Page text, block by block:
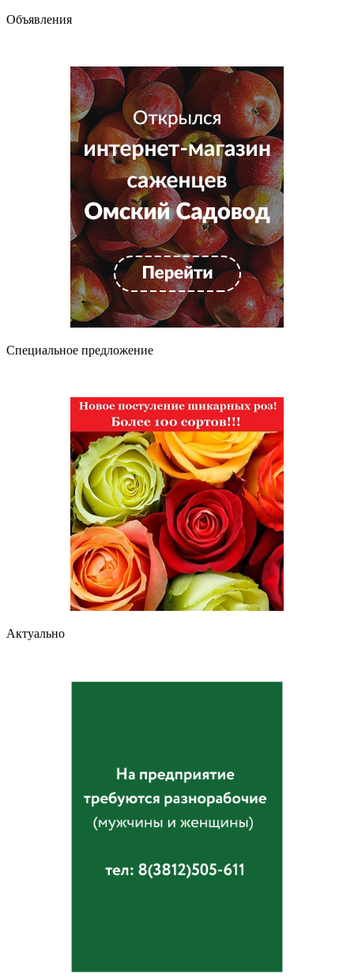
Объявления
Специальное предложение
Актуально